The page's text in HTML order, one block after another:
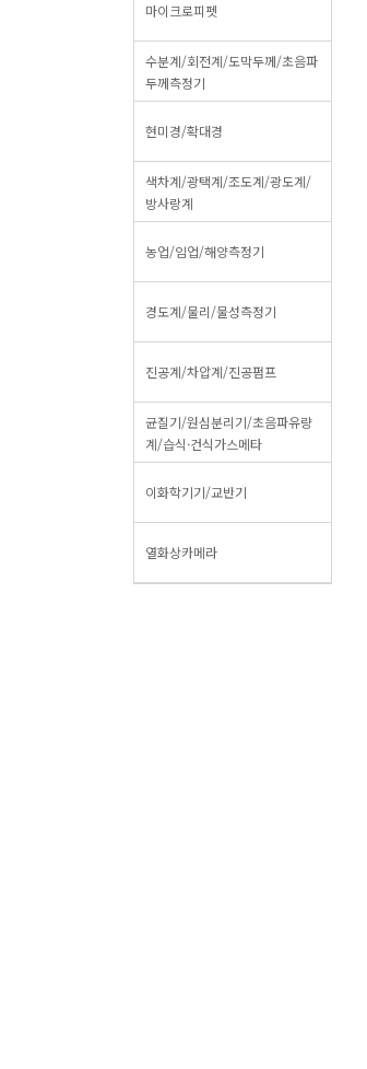
마이크로피펫
수분계/회전계/도막두께/초음파
두께측정기
현미경/확대경
색차계/광택계/조도계/광도계/
방사랑계
농업/임업/해양측정기
경도계/물리/물성측정기
진공계/차압계/진공펌프
균질기/원심분리기/초음파유량
계/습식·건식가스메타
이화학기기/교반기
열화상카메라